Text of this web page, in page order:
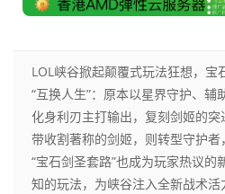
LOL峡谷掀起颠覆式玩法狂想，宝
“互换人生”：原本以星界守护、辅
化身利刃主打输出，复刻剑姬的
带收割著称的剑姬，则转型守护者
“宝石剑圣套路”也成为玩家热议的
知的玩法，为峡谷注入全新战术